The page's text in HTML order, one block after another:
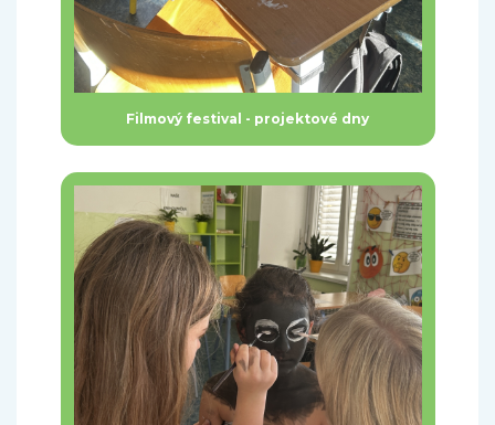
Filmový festival - projektové dny